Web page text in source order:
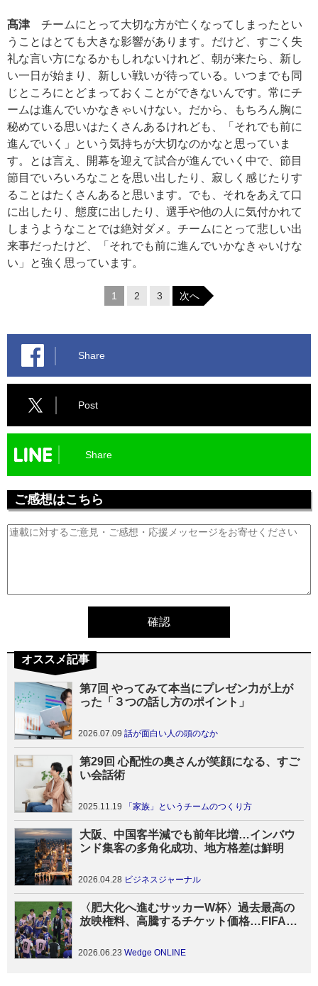
髙津 チームにとって大切な方が亡くなってしまったとい
うことはとても大きな影響があります。だけど、すごく失
礼な言い方になるかもしれないけれど、朝が来たら、新し
い一日が始まり、新しい戦いが待っている。いつまでも同
じところにとどまっておくことができないんです。常にチ
ームは進んでいかなきゃいけない。だから、もちろん胸に
秘めている思いはたくさんあるけれども、「それでも前に
進んでいく」という気持ちが大切なのかなと思っていま
す。とは言え、開幕を迎えて試合が進んでいく中で、節目
節目でいろいろなことを思い出したり、寂しく感じたりす
ることはたくさんあると思います。でも、それをあえて口
に出したり、態度に出したり、選手や他の人に気付かれて
しまうようなことでは絶対ダメ。チームにとって悲しい出
来事だったけど、「それでも前に進んでいかなきゃいけな
い」と強く思っています。
1 2 3 次へ
Share
Post
Share
ご感想はこちら
オススメ記事
第7回 やってみて本当にプレゼン力が上が
った「３つの話し方のポイント」
2026.07.09 話が面白い人の頭のなか
第29回 心配性の奥さんが笑顔になる、すご
い会話術
2025.11.19 「家族」というチームのつくり方
大阪、中国客半減でも前年比増…インバウ
ンド集客の多角化成功、地方格差は鮮明
2026.04.28 ビジネスジャーナル
〈肥大化へ進むサッカーW杯〉過去最高の
放映権料、高騰するチケット価格…FIFAビ
2026.06.23 Wedge ONLINE